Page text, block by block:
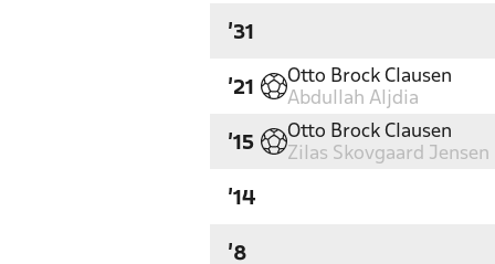
'31
'21
Otto Brock Clausen
Abdullah Aljdia
'15
Otto Brock Clausen
Zilas Skovgaard Jensen
'14
'8